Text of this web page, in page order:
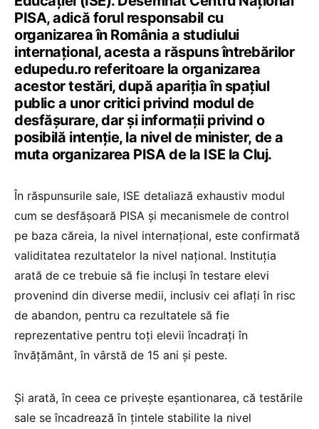
PISA, adică forul responsabil cu
organizarea în România a studiului
internațional, acesta a răspuns întrebărilor
edupedu.ro referitoare la organizarea
acestor testări, după apariția în spațiul
public a unor critici privind modul de
desfășurare, dar și informații privind o
posibilă intenție, la nivel de minister, de a
muta organizarea PISA de la ISE la Cluj.
În răspunsurile sale, ISE detaliază exhaustiv modul
cum se desfășoară PISA și mecanismele de control
pe baza căreia, la nivel internațional, este confirmată
validitatea rezultatelor la nivel național. Instituția
arată de ce trebuie să fie incluși în testare elevi
provenind din diverse medii, inclusiv cei aflați în risc
de abandon, pentru ca rezultatele să fie
reprezentative pentru toți elevii încadrați în
învățământ, în vârstă de 15 ani și peste.
Și arată, în ceea ce privește eșantionarea, că testările
sale se încadrează în țintele stabilite la nivel